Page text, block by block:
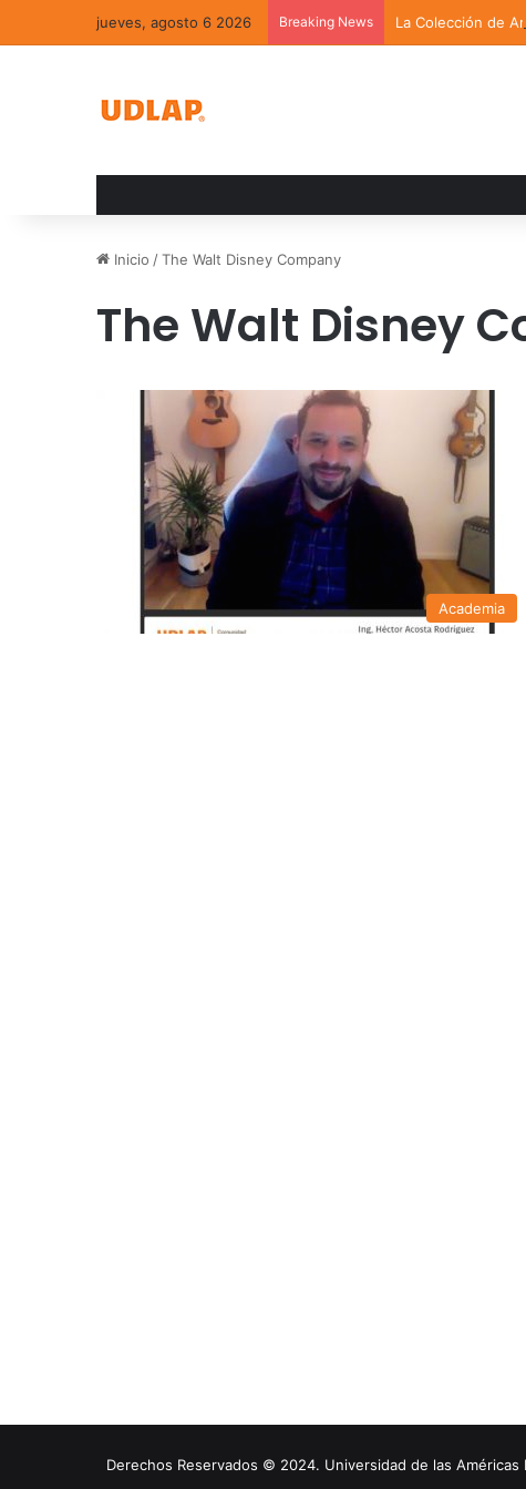
jueves, agosto 6 2026 Breaking News La Colección de
Inicio /The Walt Disney Company
The Walt Disney
Academia
Derechos Reservados © 2024. Universidad de las Américas